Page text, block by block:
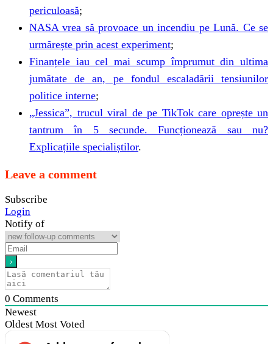
periculoasă;
NASA vrea să provoace un incendiu pe Lună. Ce se
urmărește prin acest experiment;
Finanțele iau cel mai scump împrumut din ultima
jumătate de an, pe fondul escaladării tensiunilor
politice interne;
„Jessica”, trucul viral de pe TikTok care oprește un
tantrum în 5 secunde. Funcționează sau nu?
Explicațiile specialiștilor.
Leave a comment
Subscribe
Login
Notify of
0 Comments
Newest
Oldest Most Voted